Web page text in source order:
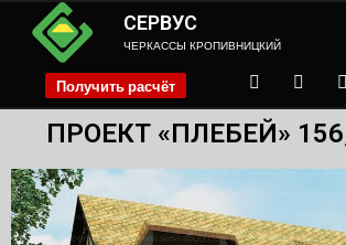
СЕРВУС
ЧЕРКАССЫ КРОПИВНИЦКИЙ
Получить расчёт
ПРОЕКТ «ПЛЕБЕЙ»